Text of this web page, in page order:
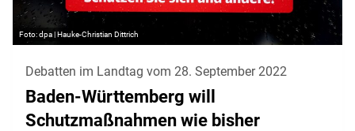
dpa | Hauke-Christian Dittrich
Debatten im Landtag vom 28. September 2022
Baden-Württemberg will
Schutzmaßnahmen wie bisher